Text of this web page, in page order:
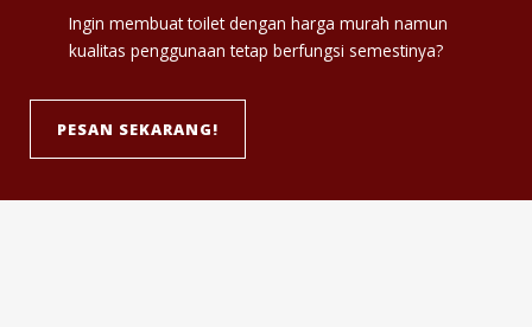
Ingin membuat toilet dengan harga murah namun
kualitas penggunaan tetap berfungsi semestinya?
PESAN SEKARANG!